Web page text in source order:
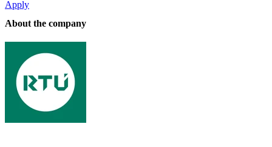
Apply
About the company